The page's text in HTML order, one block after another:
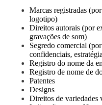
Marcas registradas
logotipo)
Direitos autorais (por
gravações de som)
Segredo comercial
confidenciais,
Registro do nome da
Registro de nome de
Patentes
Designs
Direitos de variedades